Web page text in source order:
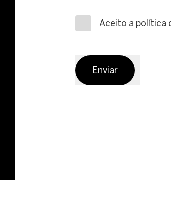
Aceito a política
Enviar